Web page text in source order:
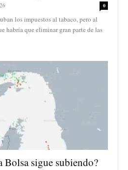
0
los impuestos al tabaco, pero al
habría que eliminar gran parte de las
Bolsa sigue subiendo?